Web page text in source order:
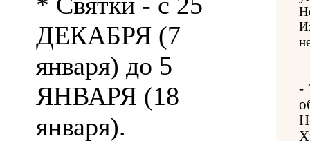
ДЕКАБРЯ (7
января) до 5
ЯНВАРЯ (18
января).
-